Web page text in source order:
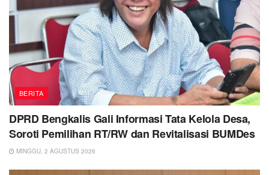
BERITA
DPRD Bengkalis Gali Informasi Tata Kelola Desa,
Soroti Pemilihan RT/RW dan Revitalisasi BUMDes
MINGGU, 2 AGUSTUS 2026